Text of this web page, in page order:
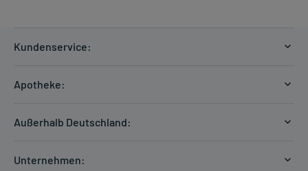
Kundenservice:
Hilfe
Apotheke:
Außerhalb Deutschland:
Unternehmen: